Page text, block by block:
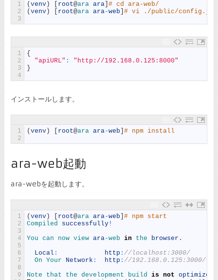
1
2
3
( venv) root@ara ara] # cd ara-web/
( venv) root@ara ara-web # vi ./public/
1
2
3
4
{
"apiURL" :
"http://192.168.0.125:8000"
}
インストールします。
1
2
( venv) root@ara ara-web # npm install
ara-web起動
ara-webを起動します。
1
2
3
4
5
6
7
8
9
( venv) root@ara ara-web # npm start
Compiled successfully!
You can now view ara-web in the browser .
Local : http : //localhost:3000/
On Your Network : http : //192.168.0.125:3000/
Note that the development build is not optimized